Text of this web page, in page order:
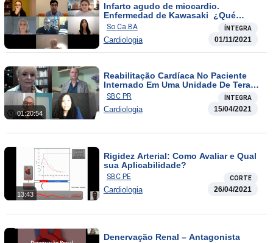
Infarto agudo de miocardio.
Enfermedad de Kawasaki ¿Qué
debemos saber y hacer?
So.Ca.BA ÍNTEGRA
Cardiologia 01/11/2021
01:20:54
Reabilitação Cardíaca No Paciente
Internado Em Uma Unidade De Terapia
Intensiva Continuação
SBC PR ÍNTEGRA
Cardiologia 15/04/2021
13:43
Rigidez Arterial: Como Avaliar e Qual
sua Aplicabilidade?
SBC PE CORTE
Cardiologia 26/04/2021
Denervação Renal – Antagonista